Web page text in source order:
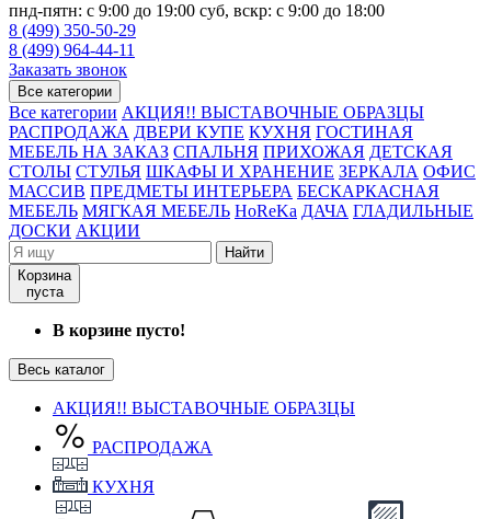
пнд-пятн: с 9:00 до 19:00 суб, вскр: с 9:00 до 18:00
8 (499) 350-50-29
8 (499) 964-44-11
Заказать звонок
Все категории
Все категории АКЦИЯ!! ВЫСТАВОЧНЫЕ ОБРАЗЦЫ
РАСПРОДАЖА ДВЕРИ КУПЕ КУХНЯ ГОСТИНАЯ
МЕБЕЛЬ НА ЗАКАЗ СПАЛЬНЯ ПРИХОЖАЯ ДЕТСКАЯ
СТОЛЫ СТУЛЬЯ ШКАФЫ И ХРАНЕНИЕ ЗЕРКАЛА ОФИС
МАССИВ ПРЕДМЕТЫ ИНТЕРЬЕРА БЕСКАРКАСНАЯ
МЕБЕЛЬ МЯГКАЯ МЕБЕЛЬ HoReKa ДАЧА ГЛАДИЛЬНЫЕ
ДОСКИ АКЦИИ
Найти
Корзина
пуста
В корзине пусто!
Весь каталог
АКЦИЯ!! ВЫСТАВОЧНЫЕ ОБРАЗЦЫ
РАСПРОДАЖА
КУХНЯ